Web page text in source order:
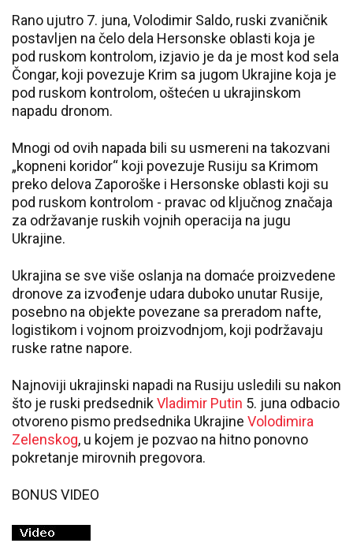
Rano ujutro 7. juna, Volodimir Saldo, ruski zvaničnik
postavljen na čelo dela Hersonske oblasti koja je
pod ruskom kontrolom, izjavio je da je most kod sela
Čongar, koji povezuje Krim sa jugom Ukrajine koja je
pod ruskom kontrolom, oštećen u ukrajinskom
napadu dronom.
Mnogi od ovih napada bili su usmereni na takozvani
„kopneni koridor“ koji povezuje Rusiju sa Krimom
preko delova Zaporoške i Hersonske oblasti koji su
pod ruskom kontrolom - pravac od ključnog značaja
za održavanje ruskih vojnih operacija na jugu
Ukrajine.
Ukrajina se sve više oslanja na domaće proizvedene
dronove za izvođenje udara duboko unutar Rusije,
posebno na objekte povezane sa preradom nafte,
logistikom i vojnom proizvodnjom, koji podržavaju
ruske ratne napore.
Najnoviji ukrajinski napadi na Rusiju usledili su nakon
što je ruski predsednikVladimir Putin 5. juna odbacio
otvoreno pismo predsednika Ukrajine Volodimira
Zelenskog, u kojem je pozvao na hitno ponovno
pokretanje mirovnih pregovora.
BONUS VIDEO